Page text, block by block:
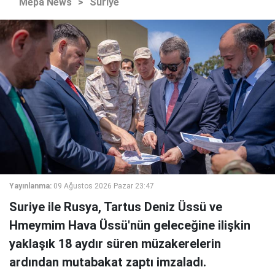
Yayınlanma: 09 Ağustos 2026 Pazar 23:47
Suriye ile Rusya, Tartus Deniz Üssü ve
Hmeymim Hava Üssü'nün geleceğine ilişkin
yaklaşık 18 aydır süren müzakerelerin
ardından mutabakat zaptı imzaladı.